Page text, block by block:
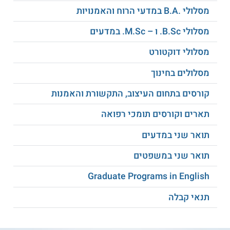
תכנית זו מכשירה את הסטודנטים להשתלב בתפקידים מגוונים
בתעשייה עתירת הידע, וכן פותחת דלת להמשך לתארים מתקדמים
באחד משני הענפים הנלמדים והשתלבות במחקר. כמו כן, הידע
הנרכש בתחום הפיזיקה יכול לסייע להשתלבות בתפקידי מו"פ
(מחקר ופיתוח) בחברות הייטק, בענף הביופיזיקה, בתעשיית
הביטחון, במכוני מחקר, במעבדות, בחברות טכנולוגיה, ובמסגרות
נוספות שבהן נערכים מחקרים בתחום המדעי. בוגרים אשר
משלימים את התכנית לתעודת הוראה יכולים לפתוח דלת גם
לקריירה בתחום החינוך, בהוראת מקצוע הפיזיקה או הכימיה בבתי
ספר על יסודיים.
על מוסד הלימוד
במחלקה לפיזיקה של אוניברסיטת בר אילן מציעים תכניות נוספות
לתואר ראשון, בהן מסלול מובנה דו חוגי עם מדעי החיים שבו נרכש
ידע בתחום הביולוגיה; מסלול דו חוגי עם מדעי המחשב המקנה
כלים להשתלבות בתחום פיתוח האלגוריתמים בהייטק; תואר דו
חוגי מובנה עם מתמטיקה המתמקד במתמטיקה עיונית ובתכונות
מתמטיות; ועוד. קיימות גם תכניות משותפות עם הפקולטה
להנדסה, בתחומים הנדסת חשמל והנדסת מחשבים.
למידע נוסף לחצו:
מסלולי .B.A במדעי הרוח והאמנויות
מסלולי B.Sc. ו – M.Sc. במדעים
מסלולי דוקטורט
מסלולים בחינוך
קורסים בתחום העיצוב, התקשורת והאמנות
תארים וקורסים תומכי רפואה
תואר שני במדעים
תואר שני במשפטים
Graduate Programs in English
תנאי קבלה